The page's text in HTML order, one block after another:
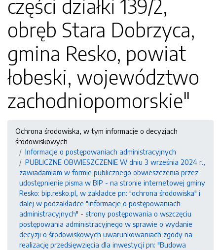
części działki 139/2,
obręb Stara Dobrzyca,
gmina Resko, powiat
łobeski, województwo
zachodniopomorskie"
Ochrona środowiska, w tym informacje o decyzjach
środowiskowych
Informacje o postępowaniach administracyjnych
PUBLICZNE OBWIESZCZENIE W dniu 3 września 2024 r.,
zawiadamiam w formie publicznego obwieszczenia przez
udostępnienie pisma w BIP - na stronie internetowej gminy
Resko: bip.resko.pl, w zakładce pn: "ochrona środowiska" i
dalej w podzakładce "informacje o postępowaniach
administracyjnych" - strony postępowania o wszczęciu
postępowania administracyjnego w sprawie o wydanie
decyzji o środowiskowych uwarunkowaniach zgody na
realizację przedsięwzięcia dla inwestycji pn: "Budowa